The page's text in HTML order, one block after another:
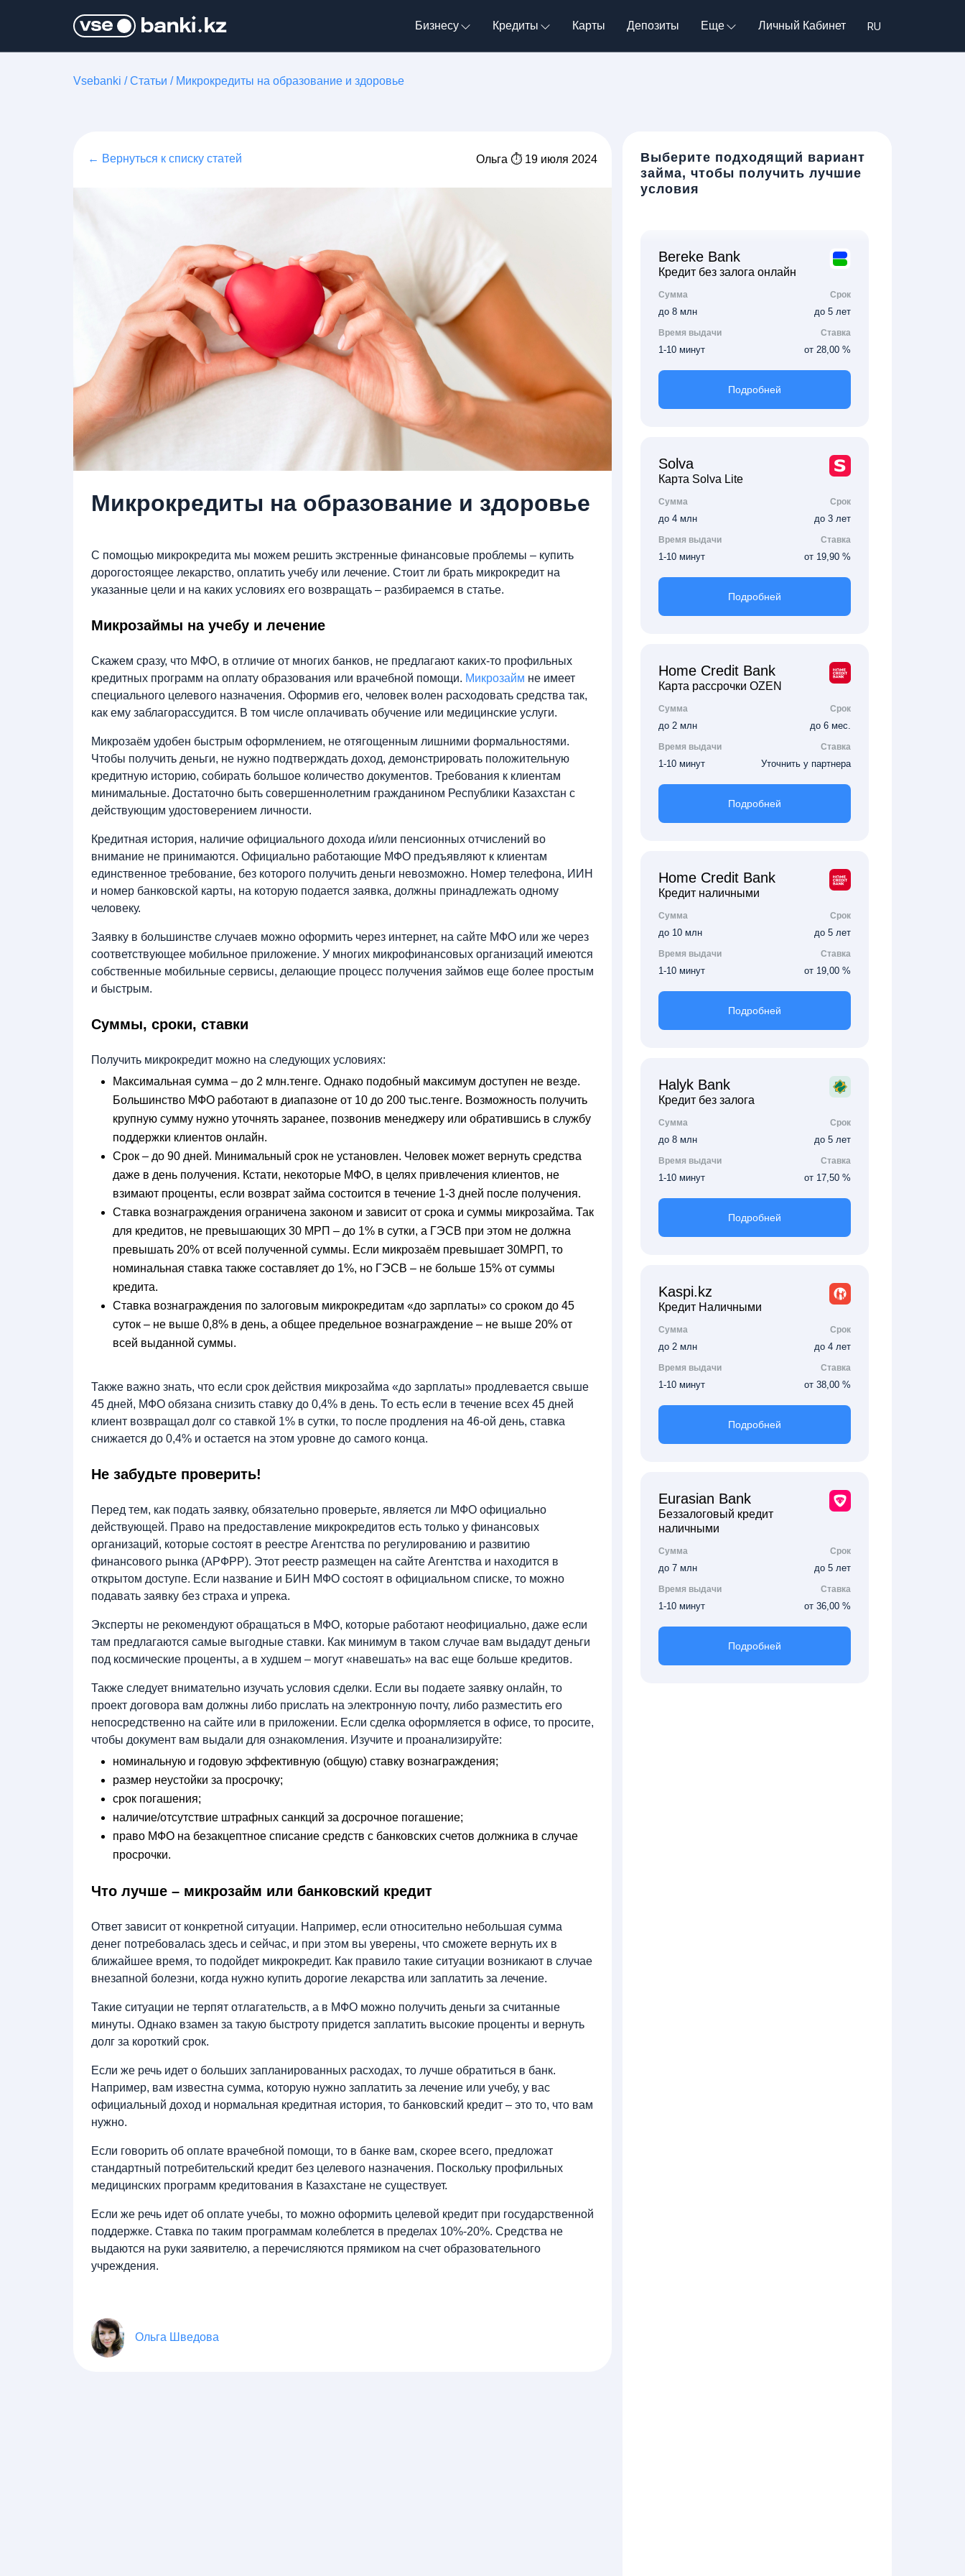
Бизнесу Кредиты Карты Депозиты Еще Личный Кабинет
Vsebanki /Статьи / Микрокредиты на образование и здоровье
← Вернуться к списку статей Ольга ⏱ 19 июля 2024
Микрокредиты на образование и здоровье
С помощью микрокредита мы можем решить экстренные финансовые проблемы – купить
дорогостоящее лекарство, оплатить учебу или лечение. Стоит ли брать микрокредит на
указанные цели и на каких условиях его возвращать – разбираемся в статье.
Микрозаймы на учебу и лечение
Скажем сразу, что МФО, в отличие от многих банков, не предлагают каких-то профильных
кредитных программ на оплату образования или врачебной помощи. Микрозайм не имеет
специального целевого назначения. Оформив его, человек волен расходовать средства так,
как ему заблагорассудится. В том числе оплачивать обучение или медицинские услуги.
Микрозаём удобен быстрым оформлением, не отягощенным лишними формальностями.
Чтобы получить деньги, не нужно подтверждать доход, демонстрировать положительную
кредитную историю, собирать большое количество документов. Требования к клиентам
минимальные. Достаточно быть совершеннолетним гражданином Республики Казахстан с
действующим удостоверением личности.
Кредитная история, наличие официального дохода и/или пенсионных отчислений во
внимание не принимаются. Официально работающие МФО предъявляют к клиентам
единственное требование, без которого получить деньги невозможно. Номер телефона, ИИН
и номер банковской карты, на которую подается заявка, должны принадлежать одному
человеку.
Заявку в большинстве случаев можно оформить через интернет, на сайте МФО или же через
соответствующее мобильное приложение. У многих микрофинансовых организаций имеются
собственные мобильные сервисы, делающие процесс получения займов еще более простым
и быстрым.
Суммы, сроки, ставки
Получить микрокредит можно на следующих условиях:
Максимальная сумма – до 2 млн.тенге. Однако подобный максимум доступен не везде.
Большинство МФО работают в диапазоне от 10 до 200 тыс.тенге. Возможность получить
крупную сумму нужно уточнять заранее, позвонив менеджеру или обратившись в службу
поддержки клиентов онлайн.
Срок – до 90 дней. Минимальный срок не установлен. Человек может вернуть средства
даже в день получения. Кстати, некоторые МФО, в целях привлечения клиентов, не
взимают проценты, если возврат займа состоится в течение 1-3 дней после получения.
Ставка вознаграждения ограничена законом и зависит от срока и суммы микрозайма. Так
для кредитов, не превышающих 30 МРП – до 1% в сутки, а ГЭСВ при этом не должна
превышать 20% от всей полученной суммы. Если микрозаём превышает 30МРП, то
номинальная ставка также составляет до 1%, но ГЭСВ – не больше 15% от суммы
кредита.
Ставка вознаграждения по залоговым микрокредитам «до зарплаты» со сроком до 45
суток – не выше 0,8% в день, а общее предельное вознаграждение – не выше 20% от
всей выданной суммы.
Также важно знать, что если срок действия микрозайма «до зарплаты» продлевается свыше
45 дней, МФО обязана снизить ставку до 0,4% в день. То есть если в течение всех 45 дней
клиент возвращал долг со ставкой 1% в сутки, то после продления на 46-ой день, ставка
снижается до 0,4% и остается на этом уровне до самого конца.
Не забудьте проверить!
Перед тем, как подать заявку, обязательно проверьте, является ли МФО официально
действующей. Право на предоставление микрокредитов есть только у финансовых
организаций, которые состоят в реестре Агентства по регулированию и развитию
финансового рынка (АРФРР). Этот реестр размещен на сайте Агентства и находится в
открытом доступе. Если название и БИН МФО состоят в официальном списке, то можно
подавать заявку без страха и упрека.
Эксперты не рекомендуют обращаться в МФО, которые работают неофициально, даже если
там предлагаются самые выгодные ставки. Как минимум в таком случае вам выдадут деньги
под космические проценты, а в худшем – могут «навешать» на вас еще больше кредитов.
Также следует внимательно изучать условия сделки. Если вы подаете заявку онлайн, то
проект договора вам должны либо прислать на электронную почту, либо разместить его
непосредственно на сайте или в приложении. Если сделка оформляется в офисе, то просите,
чтобы документ вам выдали для ознакомления. Изучите и проанализируйте:
номинальную и годовую эффективную (общую) ставку вознаграждения;
размер неустойки за просрочку;
срок погашения;
наличие/отсутствие штрафных санкций за досрочное погашение;
право МФО на безакцептное списание средств с банковских счетов должника в случае
просрочки.
Что лучше – микрозайм или банковский кредит
Ответ зависит от конкретной ситуации. Например, если относительно небольшая сумма
денег потребовалась здесь и сейчас, и при этом вы уверены, что сможете вернуть их в
ближайшее время, то подойдет микрокредит. Как правило такие ситуации возникают в случае
внезапной болезни, когда нужно купить дорогие лекарства или заплатить за лечение.
Такие ситуации не терпят отлагательств, а в МФО можно получить деньги за считанные
минуты. Однако взамен за такую быстроту придется заплатить высокие проценты и вернуть
долг за короткий срок.
Если же речь идет о больших запланированных расходах, то лучше обратиться в банк.
Например, вам известна сумма, которую нужно заплатить за лечение или учебу, у вас
официальный доход и нормальная кредитная история, то банковский кредит – это то, что вам
нужно.
Если говорить об оплате врачебной помощи, то в банке вам, скорее всего, предложат
стандартный потребительский кредит без целевого назначения. Поскольку профильных
медицинских программ кредитования в Казахстане не существует.
Если же речь идет об оплате учебы, то можно оформить целевой кредит при государственной
поддержке. Ставка по таким программам колеблется в пределах 10%-20%. Средства не
выдаются на руки заявителю, а перечисляются прямиком на счет образовательного
учреждения.
Ольга Шведова
Выберите подходящий вариант
займа, чтобы получить лучшие
условия
Bereke Bank
Кредит без залога онлайн
Сумма Срок
до 8 млн до 5 лет
Время выдачи Ставка
1-10 минут от 28,00 %
Подробней
Solva
Карта Solva Lite
Сумма Срок
до 4 млн до 3 лет
Время выдачи Ставка
1-10 минут от 19,90 %
Подробней
Home Credit Bank
Карта рассрочки OZEN
Сумма Срок
до 2 млн до 6 мес.
Время выдачи Ставка
1-10 минут Уточнить у партнера
Подробней
Home Credit Bank
Кредит наличными
Сумма Срок
до 10 млн до 5 лет
Время выдачи Ставка
1-10 минут от 19,00 %
Подробней
Halyk Bank
Кредит без залога
Сумма Срок
до 8 млн до 5 лет
Время выдачи Ставка
1-10 минут от 17,50 %
Подробней
Kaspi.kz
Кредит Наличными
Сумма Срок
до 2 млн до 4 лет
Время выдачи Ставка
1-10 минут от 38,00 %
Подробней
Eurasian Bank
Беззалоговый кредит
наличными
Сумма Срок
до 7 млн до 5 лет
Время выдачи Ставка
1-10 минут от 36,00 %
Подробней